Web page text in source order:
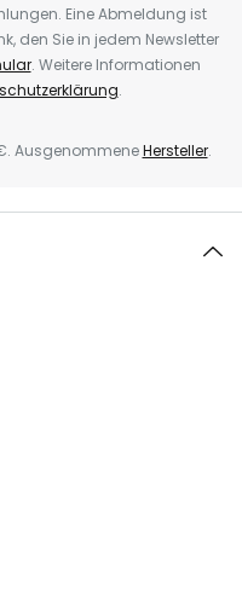
Eine Abmeldung ist
den Sie in jedem Newsletter
. Weitere Informationen
.
AusgenommeneHersteller.